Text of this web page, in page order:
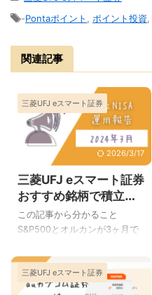
-Pontaポイント , ポイント投資,
関連記事
三菱UFJ eスマート証券
2026/3/17
三菱UFJ eスマート証券
おすすめ銘柄で積立
NISAやってみた(S＆
P500/オルカン)2024
この記事から分かること
S&P500とオルカンが3ヶ月で
み立てNISAはおすすめ？ おす
すめ銘柄S＆P500とオルカン
を3ヶ月積立した結果 おすすめ
三菱UFJ eスマート証券